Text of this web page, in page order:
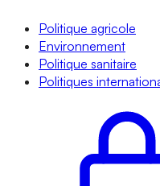
Politique agricole
Environnement
Politique sanitaire
Politiques